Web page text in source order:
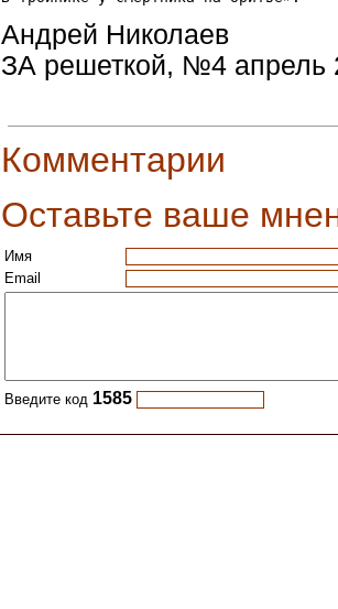
Андрей Николаев
ЗА решеткой, №4 апрель
Комментарии
Оставьте ваше
Имя
Email
Введите код 1585